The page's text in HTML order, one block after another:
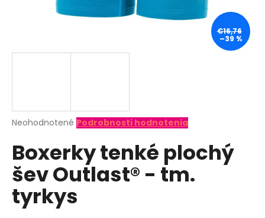
Priemerné
produktu
je
0,0
z
5
hviezdičiek.
Neohodnotené Podrobnosti hodnotenia
Boxerky tenké plochý
šev Outlast® - tm.
tyrkys
€16,76
–39 %
O
d